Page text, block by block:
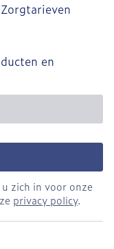
Zorgtarieven
en
zich in voor onze
privacy policy.